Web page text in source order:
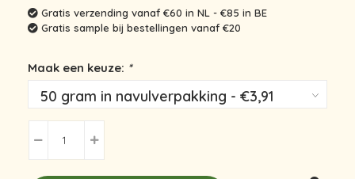
Gratis verzending vanaf €60 in NL - €85 in BE
Gratis sample bij bestellingen vanaf €20
Maak een keuze: *